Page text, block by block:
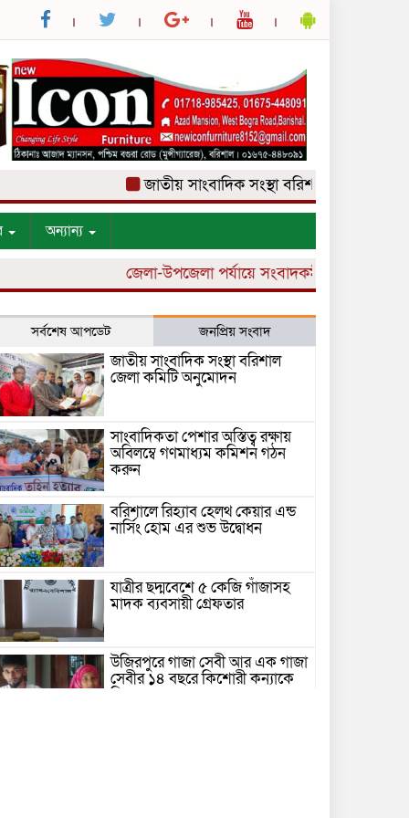
জাতীয় সাংবাদিক সংস্থা বরিশাল জেলা কমিটি
অন্যান্য
জেলা-উপজেলা পর্যায়ে সংবাদকর্মী নিয়োগ চলছে।
সর্বশেষ আপডেট জনপ্রিয় সংবাদ
জাতীয় সাংবাদিক সংস্থা বরিশাল
জেলা কমিটি অনুমোদন
সাংবাদিকতা পেশার অস্তিত্ব রক্ষায়
অবিলম্বে গণমাধ্যম কমিশন গঠন
করুন
বরিশালে রিহ্যাব হেলথ কেয়ার এন্ড
নার্সিং হোম এর শুভ উদ্বোধন
যাত্রীর ছদ্মবেশে ৫ কেজি গাঁজাসহ
মাদক ব্যবসায়ী গ্রেফতার
উজিরপুরে গাজা সেবী আর এক গাজা
সেবীর ১৪ বছরে কিশোরী কন্যাকে
বিয়ে, এলাকায় তোলপাড়